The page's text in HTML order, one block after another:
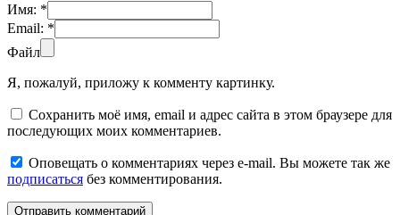
Имя: *
Email: *
Файл
Я, пожалуй, приложу к комменту картинку.
Сохранить моё имя, email и адрес сайта в этом браузере для
последующих моих комментариев.
Оповещать о комментариях через e-mail. Вы можете так же
подписаться без комментирования.